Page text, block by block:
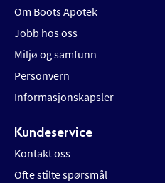
Om Boots Apotek
Jobb hos oss
Miljø og samfunn
Personvern
Informasjonskapsler
Kundeservice
Kontakt oss
Ofte stilte spørsmål